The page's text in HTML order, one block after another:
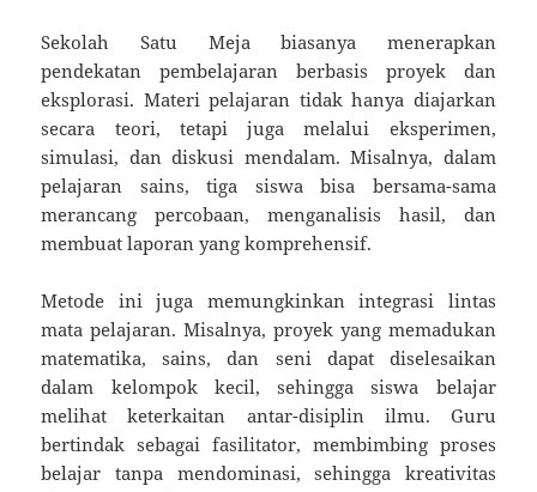
Sekolah Satu Meja biasanya menerapkan
pendekatan pembelajaran berbasis proyek dan
eksplorasi. Materi pelajaran tidak hanya diajarkan
secara teori, tetapi juga melalui eksperimen,
simulasi, dan diskusi mendalam. Misalnya, dalam
pelajaran sains, tiga siswa bisa bersama-sama
merancang percobaan, menganalisis hasil, dan
membuat laporan yang komprehensif.
Metode ini juga memungkinkan integrasi lintas
mata pelajaran. Misalnya, proyek yang memadukan
matematika, sains, dan seni dapat diselesaikan
dalam kelompok kecil, sehingga siswa belajar
melihat keterkaitan antar-disiplin ilmu. Guru
bertindak sebagai fasilitator, membimbing proses
belajar tanpa mendominasi, sehingga kreativitas